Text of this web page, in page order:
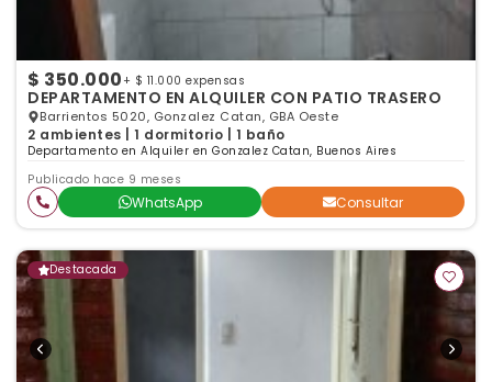
$ 350.000 + $ 11.000 expensas
DEPARTAMENTO EN ALQUILER CON PATIO TRASERO
Barrientos 5020, Gonzalez Catan, GBA Oeste
2 ambientes | 1 dormitorio | 1 baño
Departamento en Alquiler en Gonzalez Catan, Buenos Aires
Publicado hace 9 meses
WhatsApp Consultar
Destacada